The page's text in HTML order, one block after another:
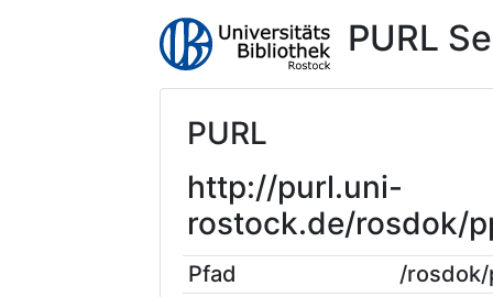
PURL
PURL
http://purl.uni-
rostock.de/rosdok/
Pfad
/rosdok/